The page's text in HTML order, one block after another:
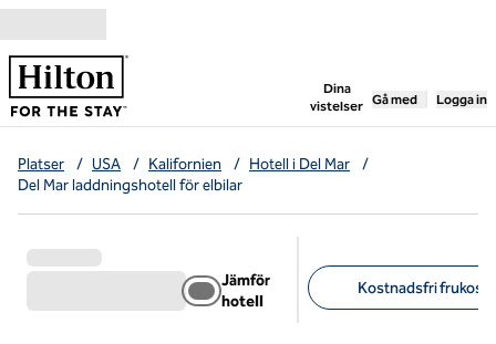
Gå vidare till innehållet
Dina
vistelser
,öppnar ny flik
Gå med Logga in
Platser / USA / Kalifornien / Hotell i Del Mar
/
Del Mar laddningshotell för elbilar
Jämför
hotell
Kostnadsfri frukost